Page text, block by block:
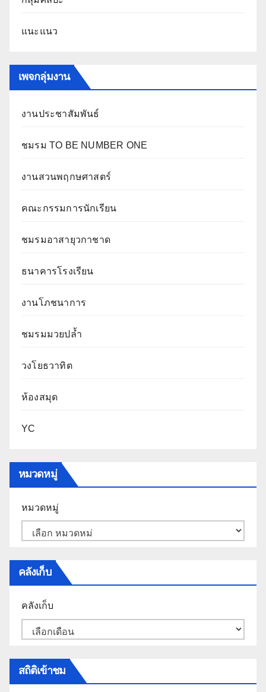
แนะแนว
เพจกลุ่มงาน
งานประชาสัมพันธ์
ชมรม TO BE NUMBER ONE
งานสวนพฤกษศาสตร์
คณะกรรมการนักเรียน
ชมรมอาสายุวกาชาด
ธนาคารโรงเรียน
งานโภชนาการ
ชมรมมวยปล้ำ
วงโยธวาทิต
ห้องสมุด
YC
หมวดหมู่
หมวดหมู่
คลังเก็บ
คลังเก็บ
สถิติเข้าชม